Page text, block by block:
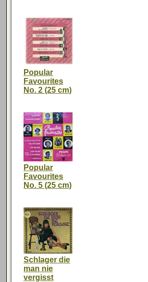
Popular
Favourites
No. 2 (25 cm)
Popular
Favourites
No. 5 (25 cm)
Schlager die
man nie
vergisst